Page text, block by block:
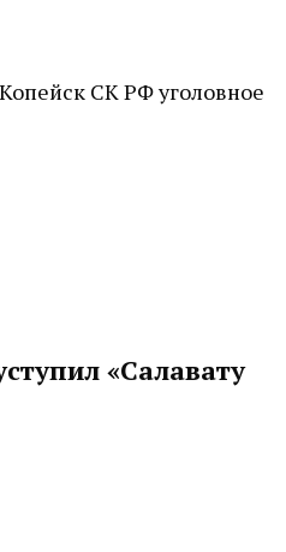
Копейск СК РФуголовное
«Салавату